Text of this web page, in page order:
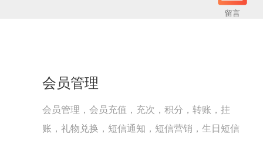
会员管理
会员管理，会员充值，充次，积分，转账，挂
账，礼物兑换，短信通知，短信营销，生日短信
留言